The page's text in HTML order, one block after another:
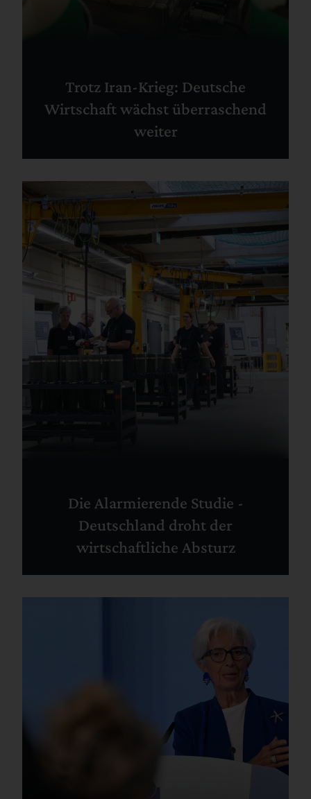
Trotz Iran-Krieg: Deutsche
Wirtschaft wächst überraschend
weiter
Die Alarmierende Studie -
Deutschland droht der
wirtschaftliche Absturz